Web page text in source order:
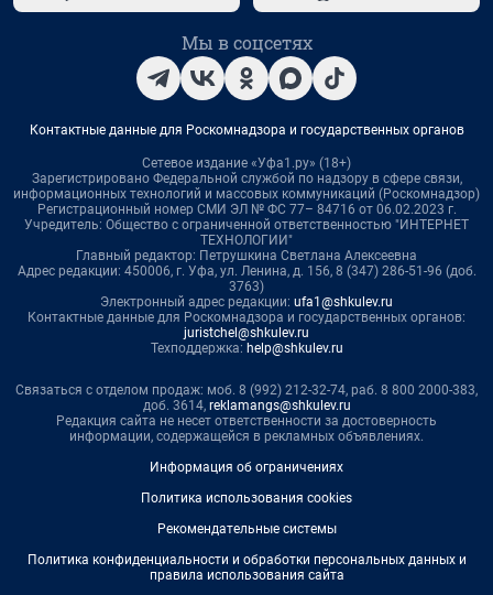
Мы в соцсетях
Контактные данные для Роскомнадзора и государственных органов
Сетевое издание «Уфа1.ру» (18+)
Зарегистрировано Федеральной службой по надзору в сфере связи,
информационных технологий и массовых коммуникаций (Роскомнадзор)
Регистрационный номер СМИ ЭЛ № ФС 77– 84716 от 06.02.2023 г.
Учредитель: Общество с ограниченной ответственностью "ИНТЕРНЕТ
ТЕХНОЛОГИИ"
Главный редактор: Петрушкина Светлана Алексеевна
Адрес редакции: 450006, г. Уфа, ул. Ленина, д. 156, 8 (347) 286-51-96 (доб.
3763)
Электронный адрес редакции: ufa1@shkulev.ru
Контактные данные для Роскомнадзора и государственных органов:
juristchel@shkulev.ru
Техподдержка: help@shkulev.ru
Связаться с отделом продаж: моб. 8 (992) 212-32-74, раб. 8 800 2000-383,
доб. 3614, reklamangs@shkulev.ru
Редакция сайта не несет ответственности за достоверность
информации, содержащейся в рекламных объявлениях.
Информация об ограничениях
Политика использования cookies
Рекомендательные системы
Политика конфиденциальности и обработки персональных данных и
правила использования сайта